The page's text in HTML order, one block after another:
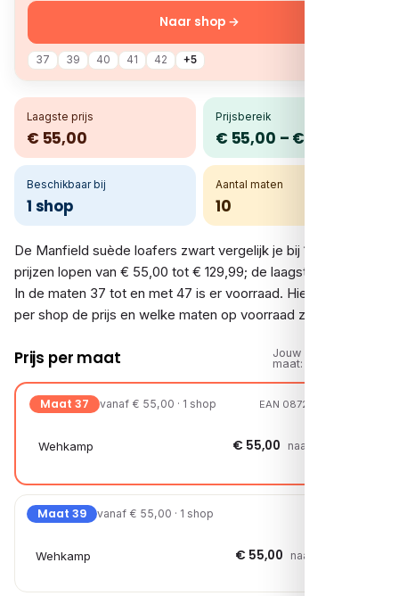
37 39 40 41 42 +5
Naar shop →
Laagste prijs
€ 55,00
Prijsbereik
€ 55,00 – € 129,99
Beschikbaar bij
1 shop
Aantal maten
10
De Manfield suède loafers zwart vergelijk je bij 1 shop. De
prijzen lopen van € 55,00 tot € 129,99; de laagste is € 55,00.
In de maten 37 tot en met 47 is er voorraad. Hieronder zie je
per shop de prijs en welke maten op voorraad zijn.
Prijs per maat
Jouw
maat:
Maat 37 vanaf € 55,00 · 1 shop EAN 08720527609112
Wehkamp € 55,00 naar shop →
Maat 39 vanaf € 55,00 · 1 shop
Wehkamp € 55,00 naar shop →